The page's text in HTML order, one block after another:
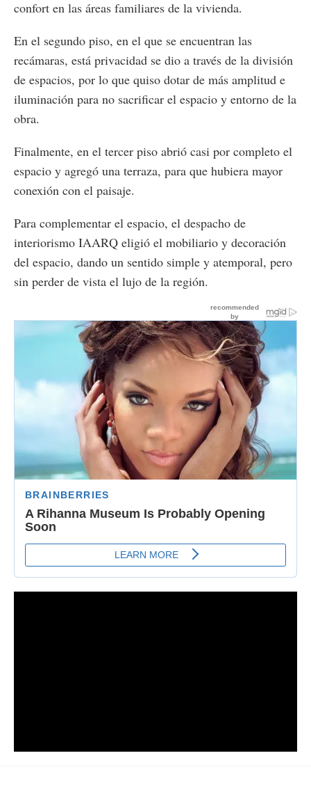
confort en las áreas familiares de la vivienda.
En el segundo piso, en el que se encuentran las
recámaras, está privacidad se dio a través de la división
de espacios, por lo que quiso dotar de más amplitud e
iluminación para no sacrificar el espacio y entorno de la
obra.
Finalmente, en el tercer piso abrió casi por completo el
espacio y agregó una terraza, para que hubiera mayor
conexión con el paisaje.
Para complementar el espacio, el despacho de
interiorismo IAARQ eligió el mobiliario y decoración
del espacio, dando un sentido simple y atemporal, pero
sin perder de vista el lujo de la región.